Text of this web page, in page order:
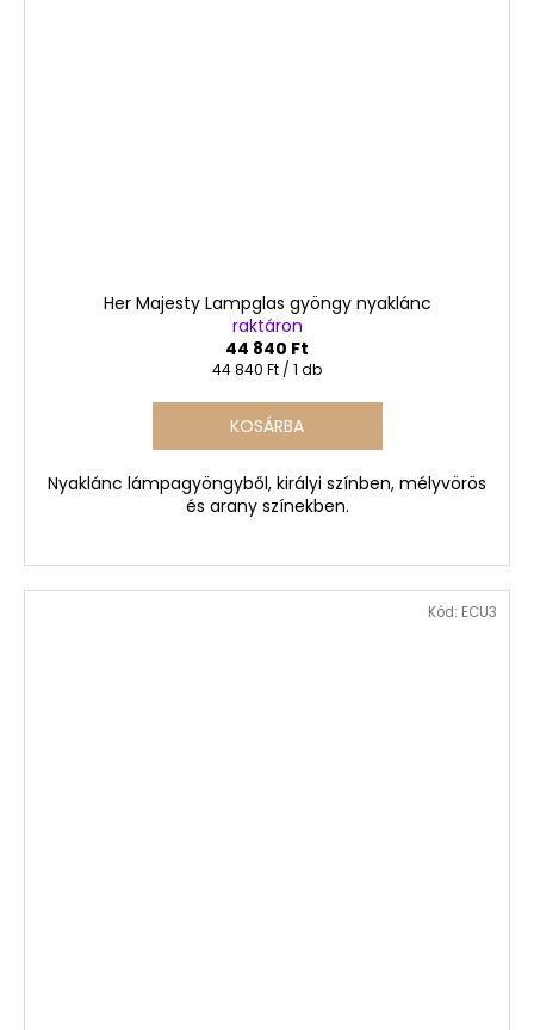
Her Majesty Lampglas gyöngy nyaklánc
raktáron
44 840 Ft
Egységár:
44 840 Ft / 1 db
KOSÁRBA
Nyaklánc lámpagyöngyből, királyi színben, mélyvörös
és arany színekben.
Kód: ECU3